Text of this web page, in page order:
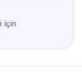
için